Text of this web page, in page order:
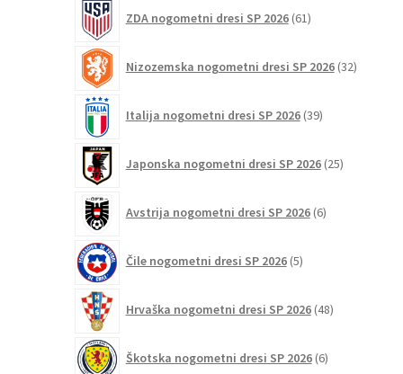
ZDA nogometni dresi SP 2026 61izdelkov
Nizozemska nogometni dresi SP 2026 32izdelkov
Italija nogometni dresi SP 2026 39izdelkov
Japonska nogometni dresi SP 2026 25izdelkov
Avstrija nogometni dresi SP 2026 6izdelkov
Čile nogometni dresi SP 2026 5izdelkov
Hrvaška nogometni dresi SP 2026 48izdelkov
Škotska nogometni dresi SP 2026 6izdelkov